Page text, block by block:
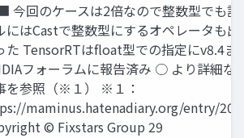
今回のケースは2倍なので整数型でも
にはCastで整数型にするオペレータも
た TensorRTはfloat型での指定にv8.4ま
フォーラムに報告済み ○ より詳細な
を参照（※１） ※１：
maminus.hatenadiary.org/entry/
© Fixstars Group 29